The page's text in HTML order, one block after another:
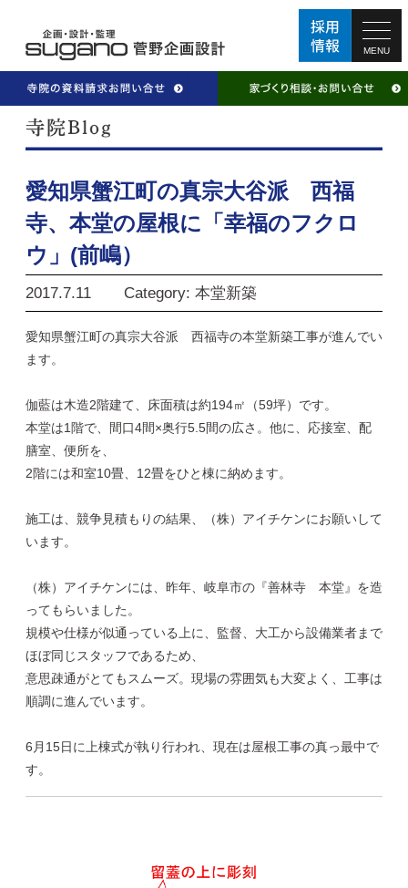
MENU
愛知県蟹江町の真宗大谷派 西福
寺、本堂の屋根に「幸福のフクロ
ウ」(前嶋）
2017.7.11 Category: 本堂新築
愛知県蟹江町の真宗大谷派 西福寺の本堂新築工事が進んでい
ます。
伽藍は木造2階建て、床面積は約194㎡（59坪）です。
本堂は1階で、間口4間×奥行5.5間の広さ。他に、応接室、配
膳室、便所を、
2階には和室10畳、12畳をひと棟に納めます。
施工は、競争見積もりの結果、（株）アイチケンにお願いして
います。
（株）アイチケンには、昨年、岐阜市の『善林寺 本堂』を造
ってもらいました。
規模や仕様が似通っている上に、監督、大工から設備業者まで
ほぼ同じスタッフであるため、
意思疎通がとてもスムーズ。現場の雰囲気も大変よく、工事は
順調に進んでいます。
6月15日に上棟式が執り行われ、現在は屋根工事の真っ最中で
す。